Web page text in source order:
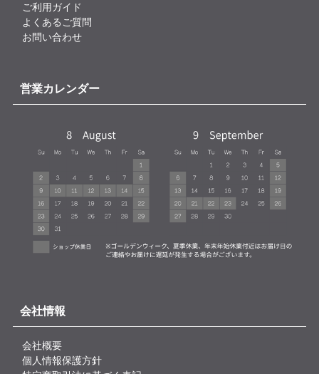
ご利用ガイド
よくあるご質問
お問い合わせ
営業カレンダー
会社情報
会社概要
個人情報保護方針